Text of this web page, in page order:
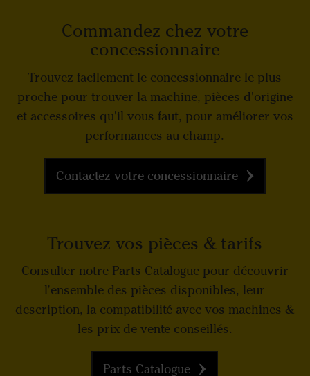
Commandez chez votre
concessionnaire
Trouvez facilement le concessionnaire le plus
proche pour trouver la machine, pièces d'origine
et accessoires qu'il vous faut, pour améliorer vos
performances au champ.
Contactez votre concessionnaire
Trouvez vos pièces & tarifs
Consulter notre Parts Catalogue pour découvrir
l'ensemble des pièces disponibles, leur
description, la compatibilité avec vos machines &
les prix de vente conseillés.
Parts Catalogue